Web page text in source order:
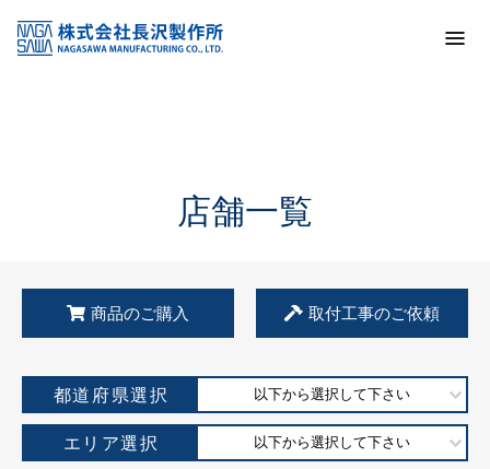
KSS加盟店・取扱店情報
店舗一覧
店舗一覧
商品のご購入 取付工事のご依頼
都道府県選択 以下から選択して下さい
エリア選択 以下から選択して下さい